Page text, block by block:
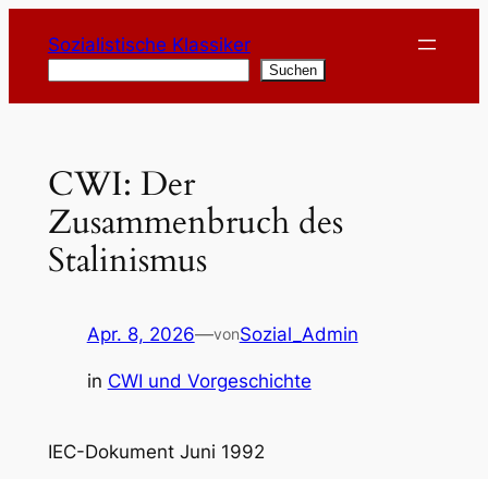
Inhalt
springen
Sozialistische Klassiker
Suchen
CWI: Der
Zusammenbruch des
Stalinismus
Apr. 8, 2026—vonSozial_Admin
in CWI und Vorgeschichte
IEC-Dokument Juni 1992